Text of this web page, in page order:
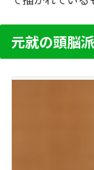
元就の頭脳